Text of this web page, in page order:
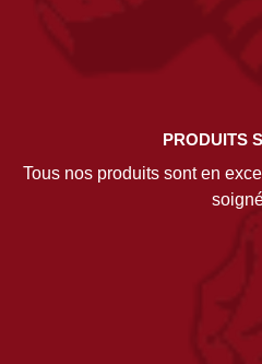
PRODUITS
Tous nos produits sont en